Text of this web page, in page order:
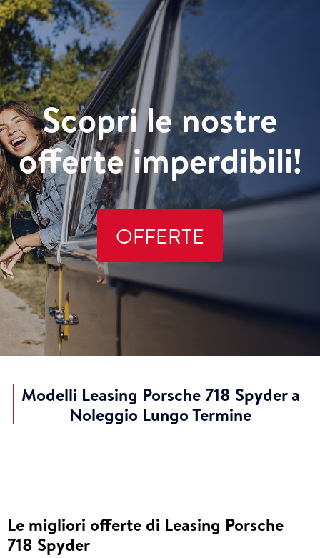
Scopri le nostre
offerte imperdibili!
OFFERTE
Modelli Leasing Porsche 718 Spyder a
Noleggio Lungo Termine
Le migliori offerte di Leasing Porsche
718 Spyder